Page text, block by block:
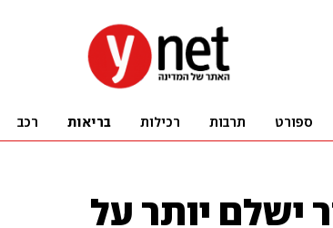
ספורט תרבות רכילות בריאות רכב
ישלם יותר על